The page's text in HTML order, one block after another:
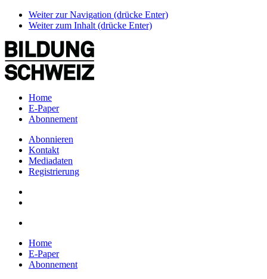
Weiter zur Navigation (drücke Enter)
Weiter zum Inhalt (drücke Enter)
Home
E-Paper
Abonnement
Abonnieren
Kontakt
Mediadaten
Registrierung
Home
E-Paper
Abonnement